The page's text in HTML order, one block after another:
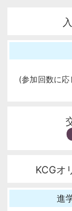
(参加回数に
KCGオ
進